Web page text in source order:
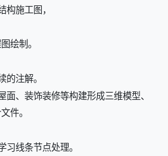
施工图，
绘制。
注解。
、装饰装修等构建形成三维模型、
件。
线条节点处理。